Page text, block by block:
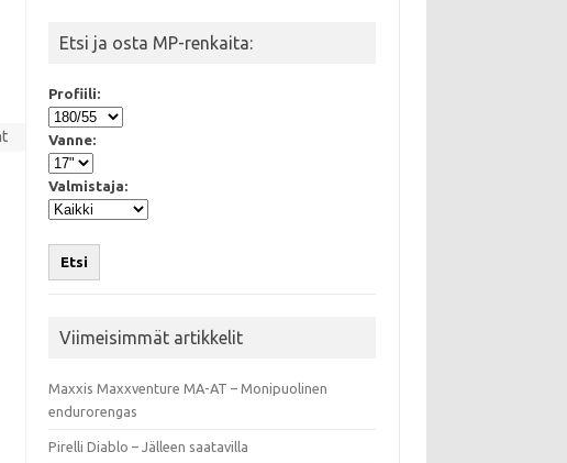
Etsi ja osta MP-renkaita:
Profiili:
Vanne:
Valmistaja:
Etsi
Viimeisimmät artikkelit
Maxxis Maxxventure MA-AT – Monipuolinen
endurorengas
Pirelli Diablo – Jälleen saatavilla